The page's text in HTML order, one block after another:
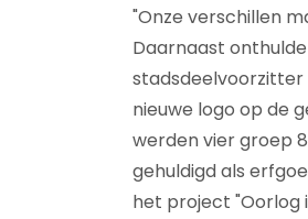
"Onze verschillen
Daarnaast
stadsdeelvoorzitter
nieuwe logo op de
werden vier groep
gehuldigd als
het project "Oorlog